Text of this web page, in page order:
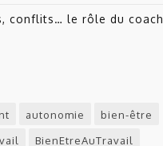
conflits… le rôle du coach
autonomie
bien-être
BienEtreAuTravail